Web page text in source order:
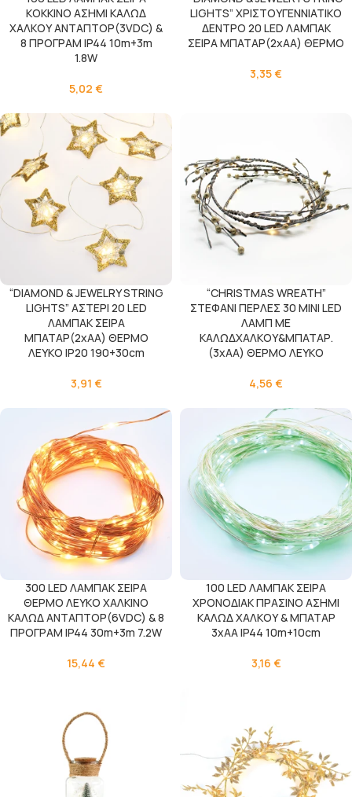
ΚΟΚΚΙΝΟ ΑΣΗΜΙ ΚΑΛΩΔ
ΧΑΛΚΟΥ ΑΝΤΑΠΤΟΡ(3VDC) &
8 ΠΡΟΓΡΑΜ IP44 10m+3m
1.8W
5,02 €
LIGHTS” XΡΙΣΤΟΥΓΕΝΝΙΑΤΙΚΟ
ΔΕΝΤΡΟ 20 LED ΛΑΜΠΑΚ
ΣΕΙΡΑ ΜΠΑΤΑΡ(2xΑΑ) ΘΕΡΜΟ
3,35€
“DIAMOND & JEWELRY STRING
LIGHTS” ΑΣΤΕΡΙ 20 LED
ΛΑΜΠΑΚ ΣΕΙΡΑ
ΜΠΑΤΑΡ(2xΑΑ) ΘΕΡΜΟ
ΛΕΥΚΟ IP20 190+30cm
3,91 €
“CHRISTMAS WREATH”
ΣΤΕΦΑΝΙ ΠΕΡΛΕΣ 30 MINI LED
ΛΑΜΠ ΜΕ
ΚΑΛΩΔΧΑΛΚΟΥ&ΜΠΑΤΑΡ.
(3xAA) ΘΕΡΜΟ ΛΕΥΚΟ
4,56 €
300 LED ΛΑΜΠΑΚ ΣΕΙΡΑ
ΘΕΡΜΟ ΛΕΥΚΟ ΧΑΛΚΙΝΟ
ΚΑΛΩΔ ΑΝΤΑΠΤΟΡ(6VDC) & 8
ΠΡΟΓΡΑΜ IP44 30m+3m 7.2W
15,44 €
100 LED ΛΑΜΠΑΚ ΣΕΙΡΑ
ΧΡΟΝΟΔΙΑΚ ΠΡΑΣΙΝΟ ΑΣΗΜΙ
ΚΑΛΩΔ ΧΑΛΚΟΥ & ΜΠΑΤΑΡ
3xAA IP44 10m+10cm
3,16 €